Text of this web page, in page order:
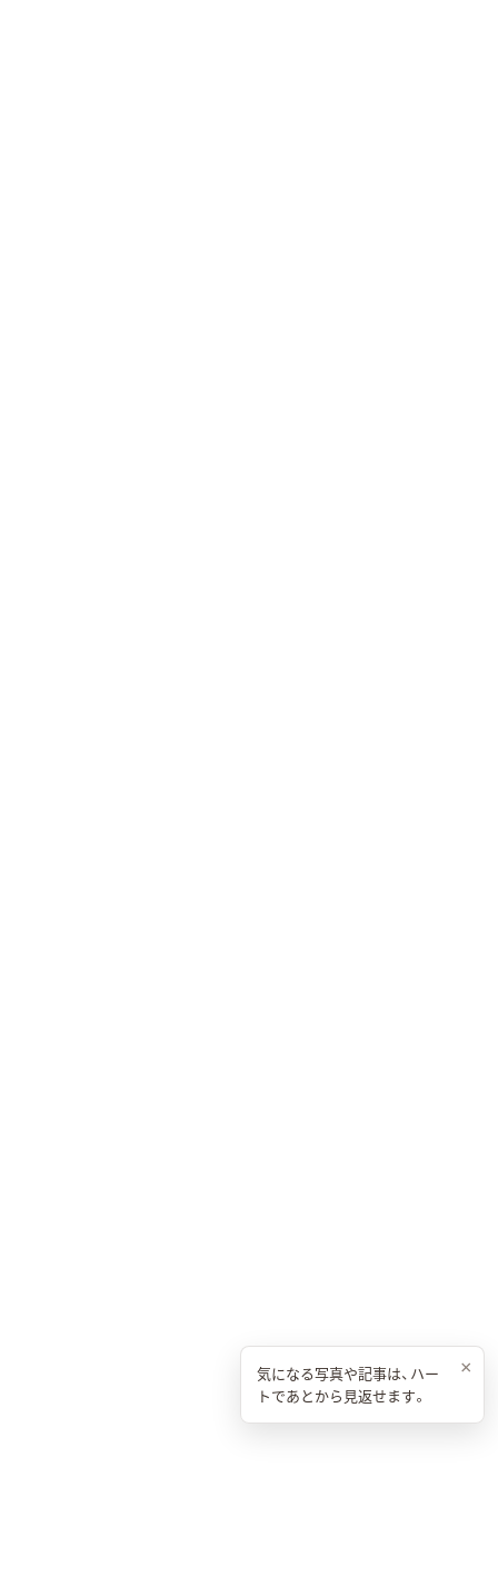
×
気になる写真や記事は、ハー
トであとから見返せます。